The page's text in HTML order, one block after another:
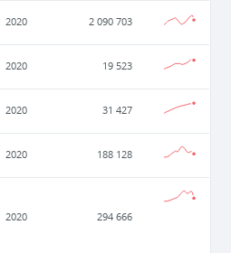
2020 2 090 703
2020 19 523
2020 31 427
2020 188 128
2020 294 666